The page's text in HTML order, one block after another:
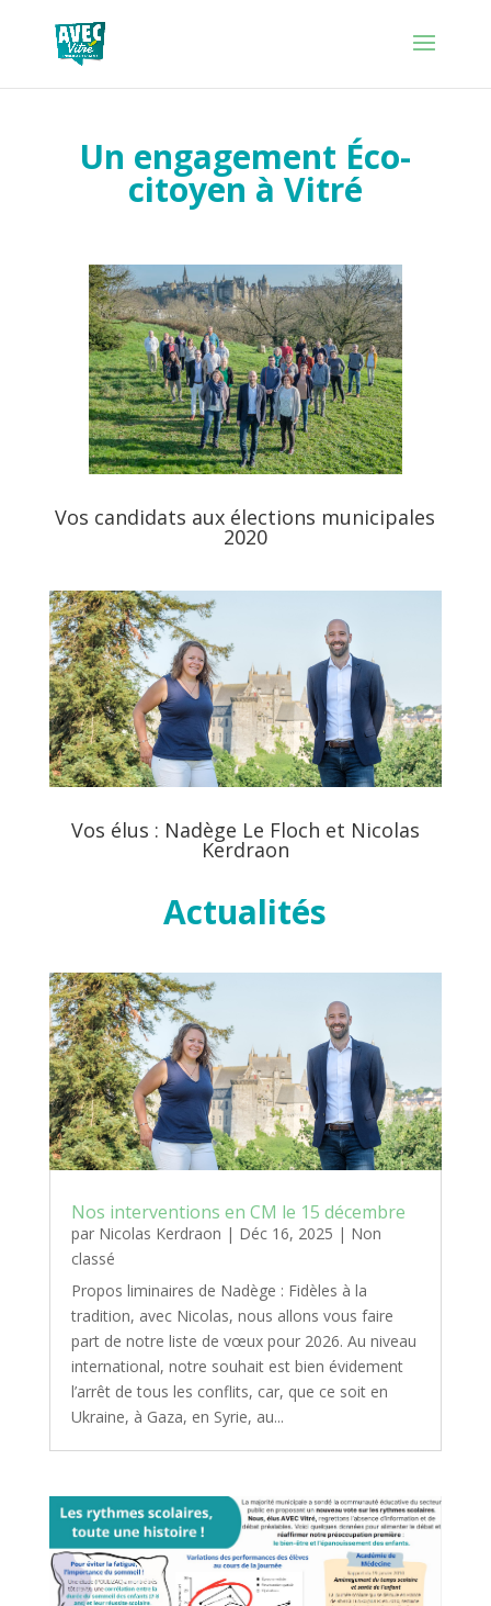
Un engagement Éco-
citoyen à Vitré
Vos candidats aux élections municipales
2020
Vos élus : Nadège Le Floch et Nicolas
Kerdraon
Actualités
Nos interventions en CM le 15 décembre
par Nicolas Kerdraon | Déc 16, 2025 | Non
classé
Propos liminaires de Nadège : Fidèles à la
tradition, avec Nicolas, nous allons vous faire
part de notre liste de vœux pour 2026. Au niveau
international, notre souhait est bien évidement
l’arrêt de tous les conflits, car, que ce soit en
Ukraine, à Gaza, en Syrie, au...